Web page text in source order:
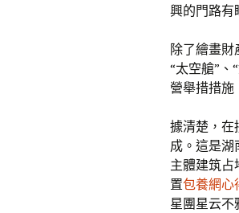
興的門路有
除了繪畫
“太空艙”
營舉措措施
據清楚，在
成。這是湖
主體建筑占
置包養網心
星團星云不